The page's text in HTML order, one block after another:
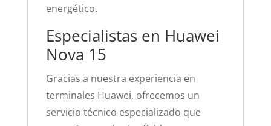
energético.
Especialistas en Huawei
Nova 15
Gracias a nuestra experiencia en
terminales Huawei, ofrecemos un
servicio técnico especializado que